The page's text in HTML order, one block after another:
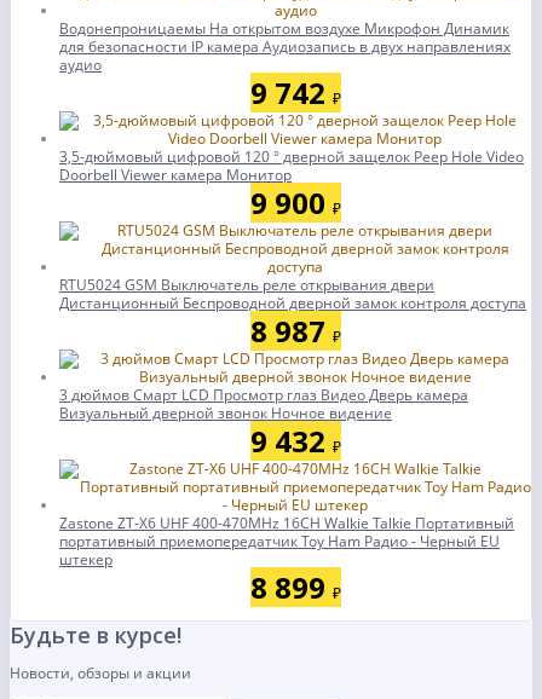
Водонепроницаемы На открытом воздухе Микрофон Динамик
для безопасности IP камера Аудиозапись в двух направлениях
аудио
9 742 ₽
3,5-дюймовый цифровой 120 ° дверной защелок Peep Hole Video
Doorbell Viewer камера Монитор
9 900 ₽
RTU5024 GSM Выключатель реле открывания двери
Дистанционный Беспроводной дверной замок контроля доступа
8 987 ₽
3 дюймов Смарт LCD Просмотр глаз Видео Дверь камера
Визуальный дверной звонок Ночное видение
9 432 ₽
Zastone ZT-X6 UHF 400-470MHz 16CH Walkie Talkie Портативный
портативный приемопередатчик Toy Ham Радио - Черный EU
штекер
8 899 ₽
Будьте в курсе!
Новости, обзоры и акции